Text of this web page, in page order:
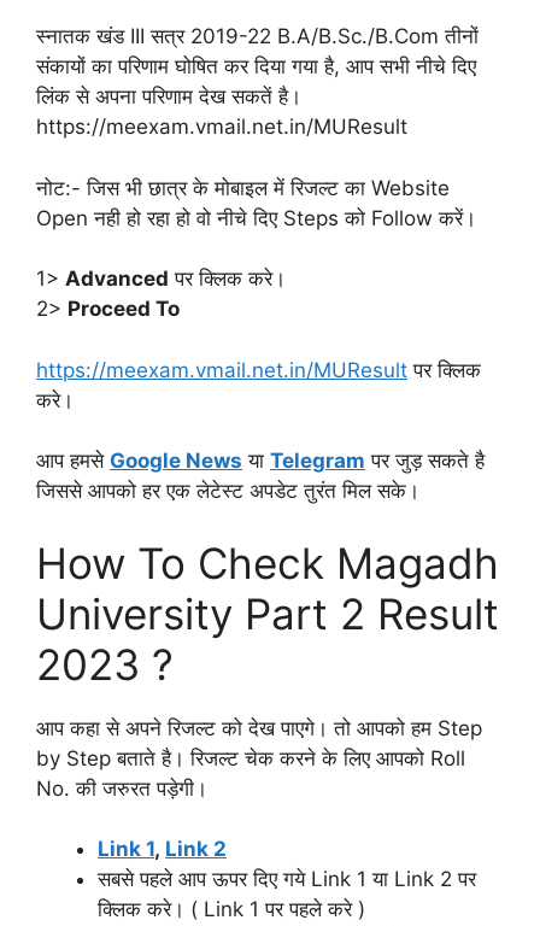
स्नातक खंड III सत्र 2019-22 B.A/B.Sc./B.Com तीनों
संकायों का परिणाम घोषित कर दिया गया है, आप सभी नीचे दिए
लिंक से अपना परिणाम देख सकतें है।
https://meexam.vmail.net.in/MUResult
नोट:- जिस भी छात्र के मोबाइल में रिजल्ट का Website
Open नही हो रहा हो वो नीचे दिए Steps को Follow करें।
1> Advanced पर क्लिक करे।
2> Proceed To
https://meexam.vmail.net.in/MUResult पर क्लिक
करे।
आप हमसे Google News या Telegram पर जुड़ सकते है
जिससे आपको हर एक लेटेस्ट अपडेट तुरंत मिल सके।
How To Check Magadh
University Part 2 Result
2023 ?
आप कहा से अपने रिजल्ट को देख पाएगे। तो आपको हम Step
by Step बताते है। रिजल्ट चेक करने के लिए आपको Roll
No. की जरुरत पड़ेगी।
Link 1, Link 2
सबसे पहले आप ऊपर दिए गये Link 1 या Link 2 पर
क्लिक करे। ( Link 1 पर पहले करे )